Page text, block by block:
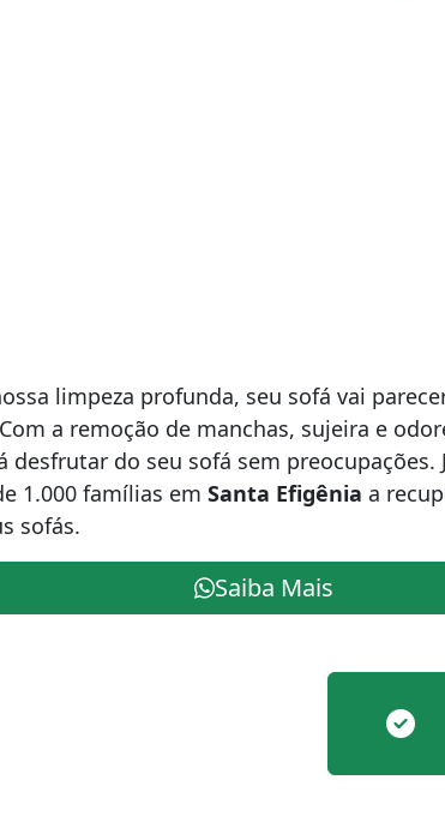
limpeza profunda, seu sofá vai
a remoção de manchas, sujeira e
desfrutar do seu sofá sem preocupações.
1.000 famílias em Santa Efigênia a
sofás.
Saiba Mais